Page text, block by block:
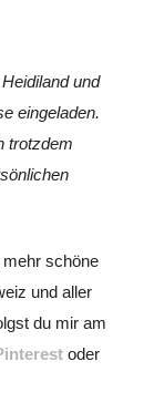
und
eingeladen.
trotzdem
schöne
und aller
du mir am
oder